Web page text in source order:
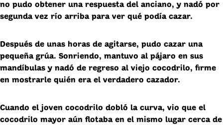
no pudo obtener una respuesta del anciano, y nadó por
segunda vez río arriba para ver qué podía cazar.
Después de unas horas de agitarse, pudo cazar una
pequeña grúa. Sonriendo, mantuvo al pájaro en sus
mandíbulas y nadó de regreso al viejo cocodrilo, firme
en mostrarle quién era el verdadero cazador.
Cuando el joven cocodrilo dobló la curva, vio que el
cocodrilo mayor aún flotaba en el mismo lugar cerca de